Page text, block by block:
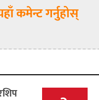
कमेन्ट गर्नुहोस्